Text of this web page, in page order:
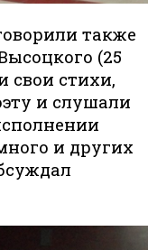
также
(25
свои стихи,
и слушали
и других